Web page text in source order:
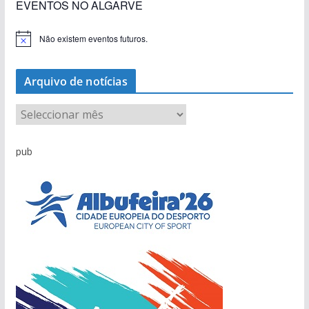
EVENTOS NO ALGARVE
Não existem eventos futuros.
Arquivo de notícias
r
q
o
t
pub